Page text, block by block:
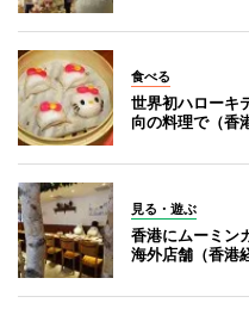
食べる
世界初ハローキ
向の料理で（香
見る・遊ぶ
香港にムーミン
海外店舗（香港